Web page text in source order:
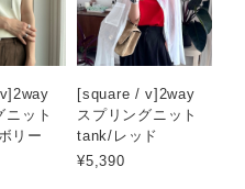
ニット
リー
[square / v]2way
スプリングニット
tank/レッド
¥5,390